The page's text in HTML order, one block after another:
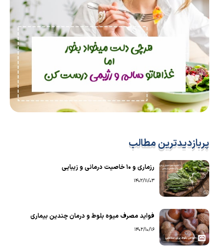
پربازدیدترین مطالب
رزماری و ۱۰ خاصیت درمانی و زیبایی
1402/11/03
فواید مصرف میوه بلوط و درمان چندین بیماری
1402/10/16